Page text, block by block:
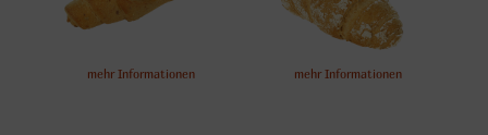
mehr Informationen mehr Informationen